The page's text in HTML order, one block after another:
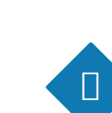

